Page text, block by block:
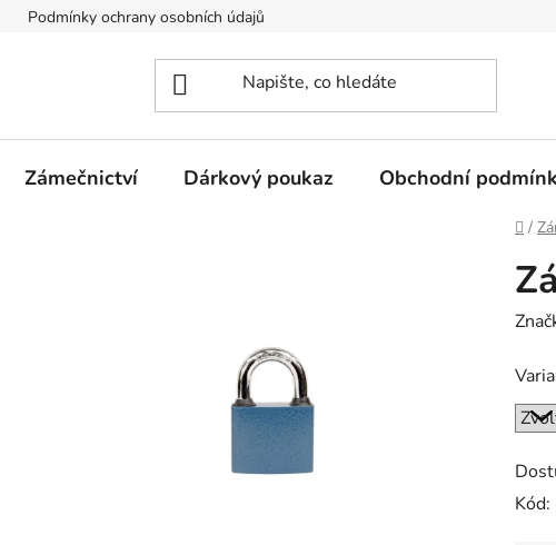
Podmínky ochrany osobních údajů
Zámečnictví Dárkový poukaz Obchodní
/
Kód: